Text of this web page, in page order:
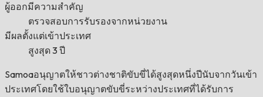
ผู้ออกมีความสำคัญ
ตรวจสอบการรับรองจากหน่วยงาน
มีผลตั้งแต่เข้าประเทศ
สูงสุด 3 ปี
Samoaอนุญาตให้ชาวต่างชาติขับขี่ได้สูงสุดหนึ่งปีนับจากวันเข้า
ประเทศโดยใช้ใบอนุญาตขับขี่ระหว่างประเทศที่ได้รับการ